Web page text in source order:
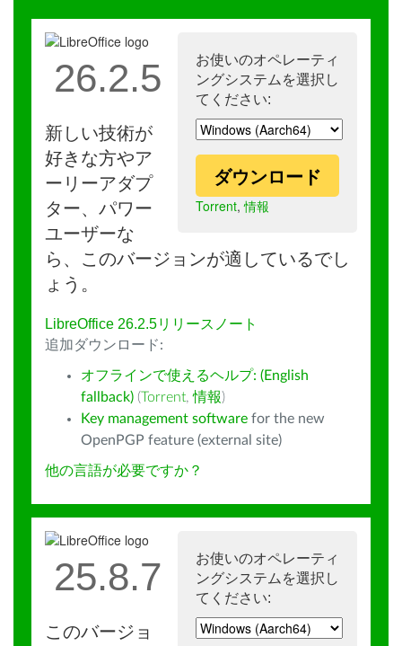
お使いのオペレーティ
ングシステムを選択し
てください:
ダウンロード
Torrent,情報
26.2.5
新しい技術が
好きな方やア
ーリーアダプ
ター、パワー
ユーザーな
ら、このバージョンが適しているでし
ょう。
LibreOffice 26.2.5リリースノート
追加ダウンロード:
オフラインで使えるヘルプ: (English
fallback) (Torrent,情報)
Key management software for the new
OpenPGP feature (external site)
他の言語が必要ですか？
お使いのオペレーティ
ングシステムを選択し
てください:
25.8.7
このバージョ